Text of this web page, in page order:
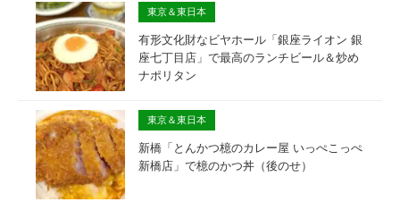
東京＆東日本
有形文化財なビヤホール「銀座ライオン 銀
座七丁目店」で最高のランチビール＆炒め
ナポリタン
東京＆東日本
新橋「とんかつ檍のカレー屋 いっぺこっぺ
新橋店」で檍のかつ丼（後のせ）